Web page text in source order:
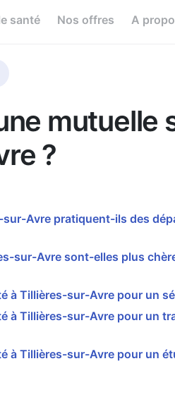
santé Nos offres A
mutuelle
?
Avre pratiquent-ils des
sur-Avre sont-elles plus
à Tillières-sur-Avre pour un
à Tillières-sur-Avre pour un
à Tillières-sur-Avre pour un